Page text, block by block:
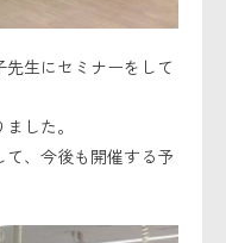
生にセミナーをして
した。
て、今後も開催する予